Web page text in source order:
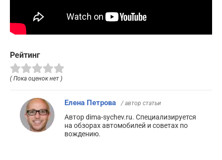
Рейтинг
( Пока оценок нет )
Елена Петрова / автор статьи
Автор dima-sychev.ru. Специализируется
на обзорах автомобилей и советах по
вождению.